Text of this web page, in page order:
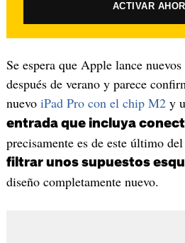
ACTIVAR
Se espera que Apple lance
después de verano y parece
nuevo iPad Pro con el chip M2y
entrada que incluya
precisamente es de este último
filtrar unos supuestos
diseño completamente nuevo.